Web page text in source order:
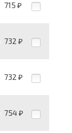
715 ₽
732 ₽
732 ₽
754 ₽